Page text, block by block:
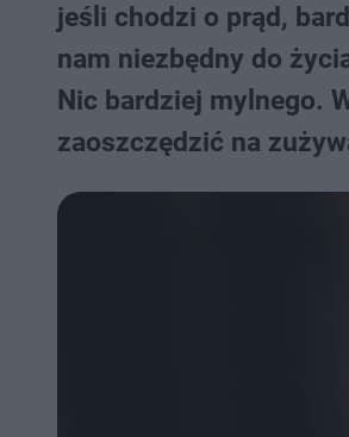
jeśli chodzi o prąd,
nam niezbędny do
Nic bardziej mylnego.
zaoszczędzić na